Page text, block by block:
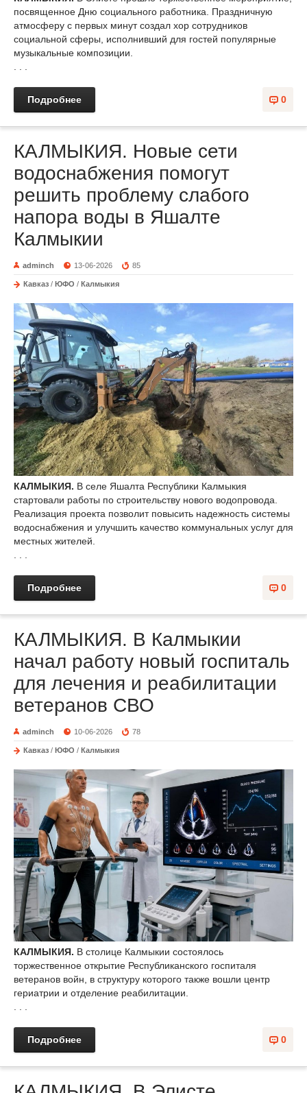
посвященное Дню социального работника. Праздничную
атмосферу с первых минут создал хор сотрудников
социальной сферы, исполнивший для гостей популярные
музыкальные композиции.
. . .
0
Подробнее
КАЛМЫКИЯ. Новые сети
водоснабжения помогут
решить проблему слабого
напора воды в Яшалте
Калмыкии
adminch 13-06-2026 85
Кавказ / ЮФО / Калмыкия
КАЛМЫКИЯ. В селе Яшалта Республики Калмыкия
стартовали работы по строительству нового водопровода.
Реализация проекта позволит повысить надежность системы
водоснабжения и улучшить качество коммунальных услуг для
местных жителей.
0
Подробнее
КАЛМЫКИЯ. В Калмыкии
начал работу новый госпиталь
для лечения и реабилитации
ветеранов СВО
adminch 10-06-2026 78
Кавказ / ЮФО / Калмыкия
КАЛМЫКИЯ. В столице Калмыкии состоялось
торжественное открытие Республиканского госпиталя
ветеранов войн, в структуру которого также вошли центр
гериатрии и отделение реабилитации.
. . .
0
Подробнее